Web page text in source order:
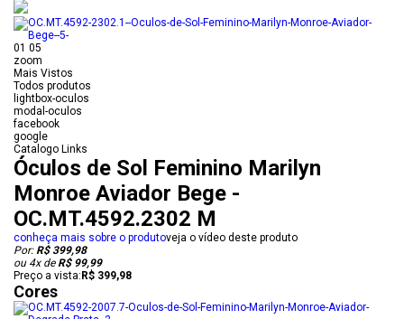
01 05
zoom
Mais Vistos
Todos produtos
lightbox-oculos
modal-oculos
facebook
google
Catalogo Links
Óculos de Sol Feminino Marilyn
Monroe Aviador Bege -
OC.MT.4592.2302 M
conheça mais sobre o produtoveja o vídeo deste produto
Por:R$ 399,98
ou 4xdeR$ 99,99
Preço a vista: R$ 399,98
Cores